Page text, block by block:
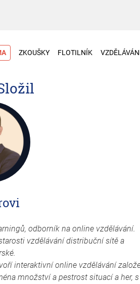
ZKOUŠKY FLOTILNÍK
odborník na online vzdělávání.
vzdělávání distribuční sítě a
interaktivní online vzdělávání
množství a pestrost situací a her, s